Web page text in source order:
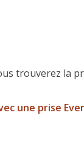
trouverez la
une prise